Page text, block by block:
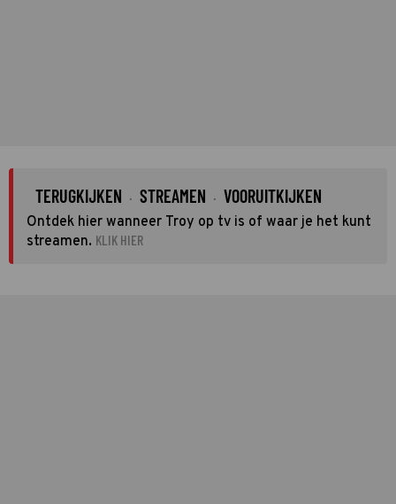
TERUGKIJKEN · STREAMEN · VOORUITKIJKEN
Ontdek hier wanneer Troy op tv is of waar je het kunt
streamen. KLIK HIER